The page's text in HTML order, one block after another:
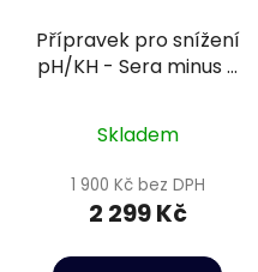
Přípravek pro snížení
pH/KH - Sera minus 5
Skladem
1 900 Kč bez DPH
2 299 Kč